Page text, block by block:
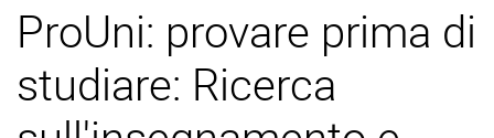
ProUni: provare prima di
studiare: Ricerca